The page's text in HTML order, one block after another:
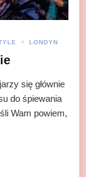
LONDYN
się głównie
do śpiewania
Wam powiem,